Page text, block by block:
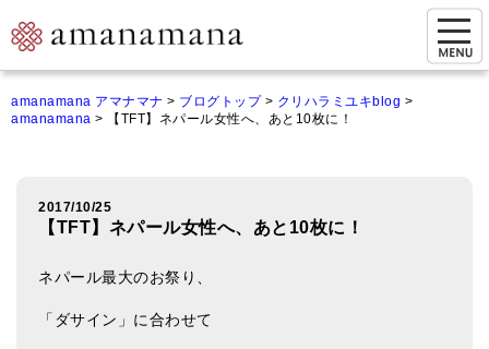
ご来店&購入
オンライン相談&購入
シンギングボウル講座
amanamana アマナマナ > ブログトップ> クリハラミユキblog >
amanamana > 【TFT】ネパール女性へ、あと10枚に！
2017/10/25
【TFT】ネパール女性へ、あと10枚に！
ネパール最大のお祭り、
「ダサイン」に合わせて